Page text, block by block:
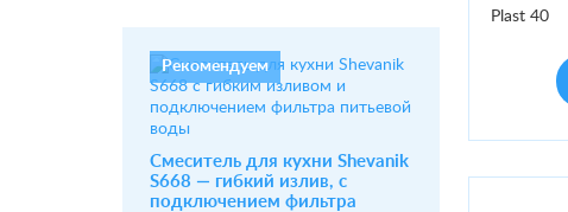
Рекомендуем
Смеситель для кухни Shevanik
S668 — гибкий излив, с
подключением фильтра
Plast 40